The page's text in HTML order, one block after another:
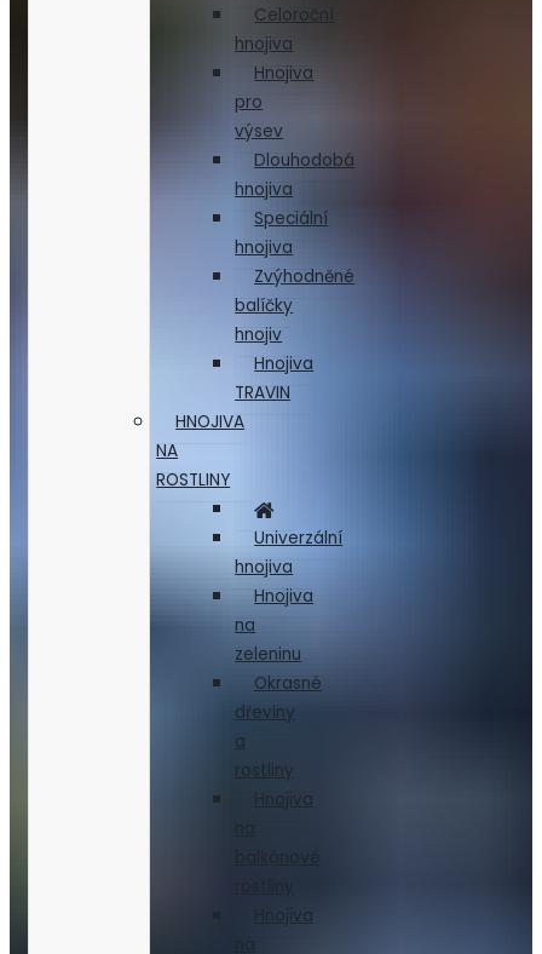
Celoroční
hnojiva
Hnojiva
pro
výsev
Dlouhodobá
hnojiva
Speciální
hnojiva
Zvýhodněné
balíčky
hnojiv
Hnojiva
TRAVIN
HNOJIVA
NA
ROSTLINY
Univerzální
hnojiva
Hnojiva
na
zeleninu
Okrasné
dřeviny
a
rostliny
Hnojiva
balkónové
Hnojiva